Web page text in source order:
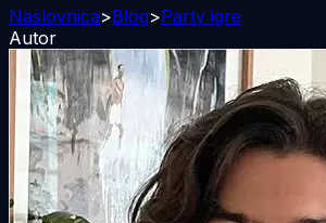
Naslovnica>Blog>Party igre
Autor